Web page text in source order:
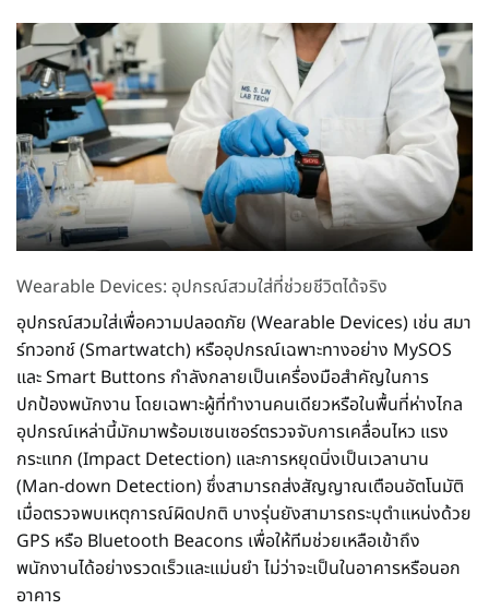
Wearable Devices: อุปกรณ์สวมใส่ที่ช่วยชีวิตได้จริง
อุปกรณ์สวมใส่เพื่อความปลอดภัย (Wearable Devices) เช่น สมา
ร์ทวอทช์ (Smartwatch) หรืออุปกรณ์เฉพาะทางอย่าง MySOS
และ Smart Buttons กำลังกลายเป็นเครื่องมือสำคัญในการ
ปกป้องพนักงาน โดยเฉพาะผู้ที่ทำงานคนเดียวหรือในพื้นที่ห่างไกล
อุปกรณ์เหล่านี้มักมาพร้อมเซนเซอร์ตรวจจับการเคลื่อนไหว แรง
กระแทก (Impact Detection) และการหยุดนิ่งเป็นเวลานาน
(Man-down Detection) ซึ่งสามารถส่งสัญญาณเตือนอัตโนมัติ
เมื่อตรวจพบเหตุการณ์ผิดปกติ บางรุ่นยังสามารถระบุตำแหน่งด้วย
GPS หรือ Bluetooth Beacons เพื่อให้ทีมช่วยเหลือเข้าถึง
พนักงานได้อย่างรวดเร็วและแม่นยำ ไม่ว่าจะเป็นในอาคารหรือนอก
อาคาร